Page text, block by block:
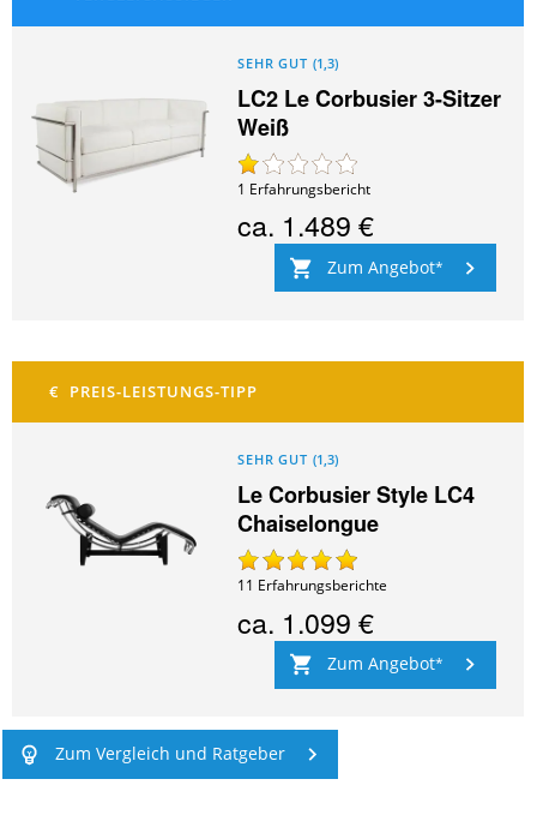
SEHR GUT (1,3)
LC2 Le Corbusier 3-Sitzer
Weiß
1 Erfahrungsbericht
ca. 1.489 €
Zum Angebot
SEHR GUT (1,3)
Le Corbusier Style LC4
Chaiselongue
11 Erfahrungsberichte
ca. 1.099 €
Zum Angebot
Zum Vergleich und Ratgeber